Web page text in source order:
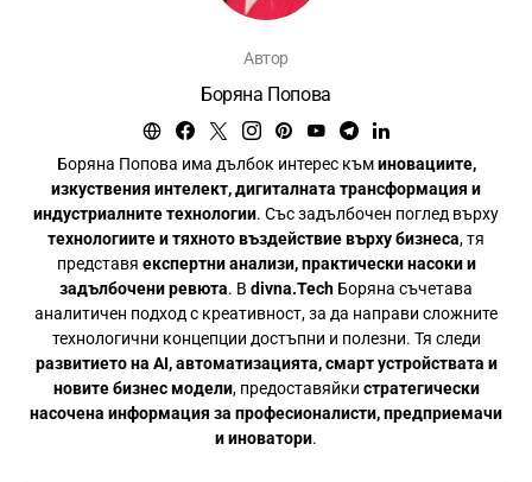
Автор
Боряна Попова
Боряна Попова има дълбок интерес къминовациите,
изкуствения интелект, дигиталната трансформация и
индустриалните технологии. Със задълбочен поглед върху
технологиите и тяхното въздействие върху бизнеса, тя
представя експертни анализи, практически насоки и
задълбочени ревюта. В divna.Tech Боряна съчетава
аналитичен подход с креативност, за да направи сложните
технологични концепции достъпни и полезни. Тя следи
развитието на AI, автоматизацията, смарт устройствата и
новите бизнес модели, предоставяйки стратегически
насочена информация за професионалисти, предприемачи
и иноватори.